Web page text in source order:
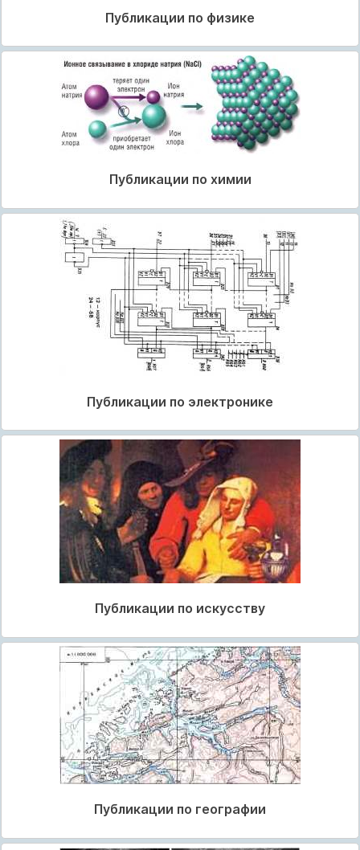
Публикации по физике
Публикации по химии
Публикации по электронике
Публикации по искусству
Публикации по географии